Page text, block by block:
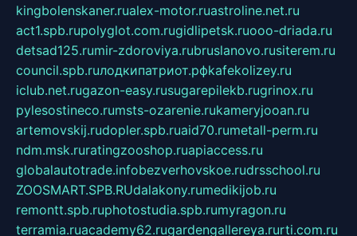
kingbolenskaner.rualex-motor.ruastroline.net.ru
act1.spb.rupolyglot.com.rugidlipetsk.ruooo-driada.ru
detsad125.rumir-zdoroviya.rubruslanovo.rusiterem.ru
council.spb.ruлодкипатриот.рфkafekolizey.ru
iclub.net.rugazon-easy.rusugarepilekb.rugrinox.ru
pylesostineco.rumsts-ozarenie.rukameryjooan.ru
artemovskij.rudopler.spb.ruaid70.rumetall-perm.ru
ndm.msk.ruratingzooshop.ruapiaccess.ru
globalautotrade.infobezverhovskoe.rudrsschool.ru
ZOOSMART.SPB.RUdalakony.rumedikijob.ru
remontt.spb.ruphotostudia.spb.rumyragon.ru
terramia.ruacademy62.rugardengallereya.rurti.com.ru